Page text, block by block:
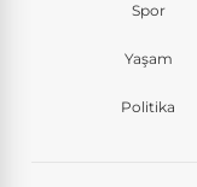
Spor
Yaşam
Politika